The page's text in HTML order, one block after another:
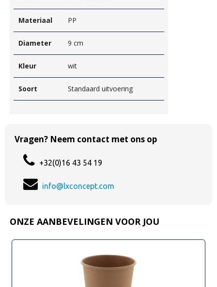
Materiaal PP
Diameter 9 cm
Kleur wit
Soort Standaard uitvoering
Vragen? Neem contact met ons op
+32(0)16 43 54 19
info@lxconcept.com
ONZE AANBEVELINGEN VOOR JOU